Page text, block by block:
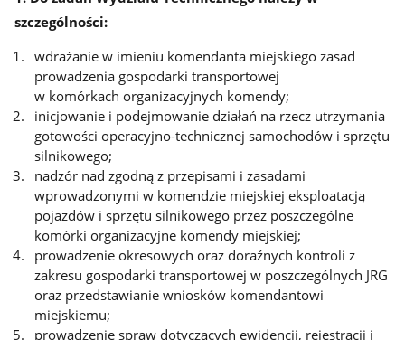
szczególności:
wdrażanie w imieniu komendanta miejskiego zasad
prowadzenia gospodarki transportowej
w komórkach organizacyjnych komendy;
inicjowanie i podejmowanie działań na rzecz utrzymania
gotowości operacyjno-technicznej samochodów i sprzętu
silnikowego;
nadzór nad zgodną z przepisami i zasadami
wprowadzonymi w komendzie miejskiej eksploatacją
pojazdów i sprzętu silnikowego przez poszczególne
komórki organizacyjne komendy miejskiej;
prowadzenie okresowych oraz doraźnych kontroli z
zakresu gospodarki transportowej w poszczególnych JRG
oraz przedstawianie wniosków komendantowi
miejskiemu;
prowadzenie spraw dotyczących ewidencji, rejestracji i